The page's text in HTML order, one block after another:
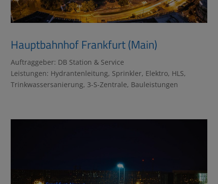
Hauptbahnhof Frankfurt (Main)
Auftraggeber: DB Station & Service
Leistungen: Hydrantenleitung, Sprinkler, Elektro, HLS,
Trinkwassersanierung, 3-S-Zentrale, Bauleistungen